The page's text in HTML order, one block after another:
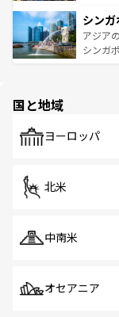
参照し
激する
が待っ
た文化
み、ど
ており
うな絶
シン
アジア
シンガ
で、ホ
国と地域
ヨーロッパ
北米
中南米
オセアニア